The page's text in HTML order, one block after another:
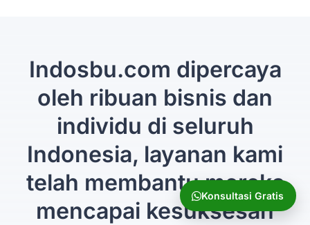
Konsultasi Gratis
Indosbu.com dipercaya
oleh ribuan bisnis dan
individu di seluruh
Indonesia, layanan kami
telah membantu mereka
mencapai kesuksesan